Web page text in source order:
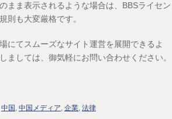
まま表示されるような場合は、BBSライセン
則も大変厳格です。
にてスムーズなサイト運営を展開できるよ
ましては、御気軽にお問い合わせください。
中国 , 中国メディア, 企業, 法律